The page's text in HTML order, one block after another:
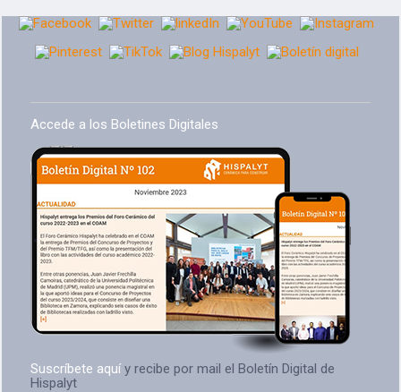
Accede a los Boletines Digitales
Suscríbete aquí y recibe por mail el Boletín Digital de
Hispalyt